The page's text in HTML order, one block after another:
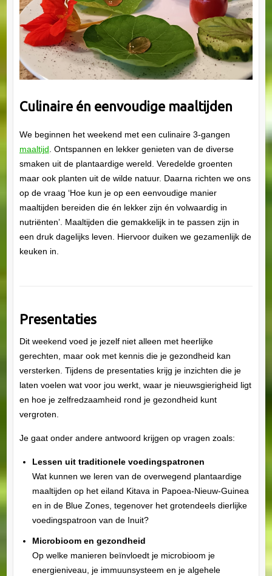
Culinaire én eenvoudige maaltijden
We beginnen het weekend met een culinaire 3-gangen
maaltijd . Ontspannen en lekker genieten van de diverse
smaken uit de plantaardige wereld. Veredelde groenten
maar ook planten uit de wilde natuur. Daarna richten we ons
op de vraag ‘Hoe kun je op een eenvoudige manier
maaltijden bereiden die én lekker zijn én volwaardig in
nutriënten’. Maaltijden die gemakkelijk in te passen zijn in
een druk dagelijks leven. Hiervoor duiken we gezamenlijk de
keuken in.
Presentaties
Dit weekend voed je jezelf niet alleen met heerlijke
gerechten, maar ook met kennis die je gezondheid kan
versterken. Tijdens de presentaties krijg je inzichten die je
laten voelen wat voor jou werkt, waar je nieuwsgierigheid ligt
en hoe je zelfredzaamheid rond je gezondheid kunt
vergroten.
Je gaat onder andere antwoord krijgen op vragen zoals:
Lessen uit traditionele voedingspatronen
Wat kunnen we leren van de overwegend plantaardige
maaltijden op het eiland Kitava in Papoea-Nieuw-Guinea
en in de Blue Zones, tegenover het grotendeels dierlijke
voedingspatroon van de Inuit?
Microbioom en gezondheid
Op welke manieren beïnvloedt je microbioom je
energieniveau, je immuunsysteem en je algehele